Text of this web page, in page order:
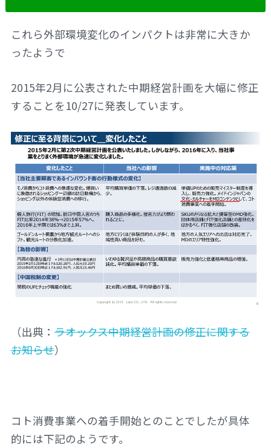
これら外部環境変化のインパクトは非常に大きか
ったようで
2015年2月に公表された中期経営計画を大幅に修正
することを10/27に発表しています。
（出典：ラオックス中期経営計画の修正に関する
お知らせ）
コト消費事業への着手開始とのことでしたが具体
的には下記のようです。